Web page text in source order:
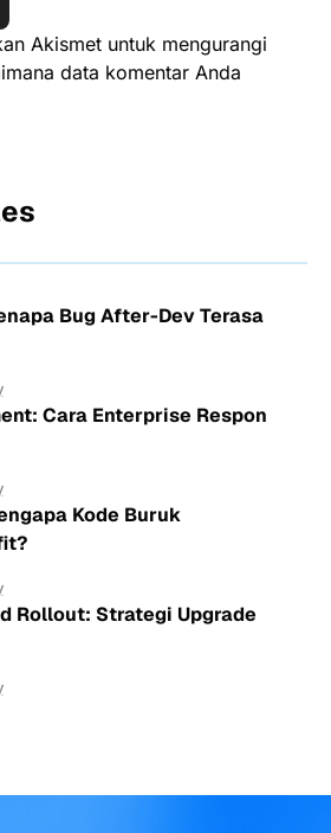
Akismet untuk mengurangi
data komentar Anda
Bug After-Dev Terasa
Cara Enterprise Respon
Kode Buruk
Rollout: Strategi Upgrade